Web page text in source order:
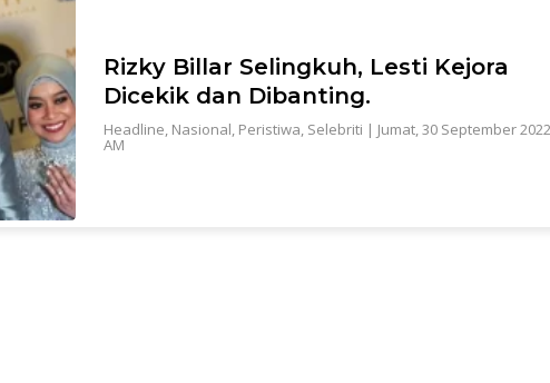
Rizky Billar Selingkuh, Lesti Kejora
Dicekik dan Dibanting.
Headline, Nasional, Peristiwa, Selebriti | Jumat, 30 September
AM